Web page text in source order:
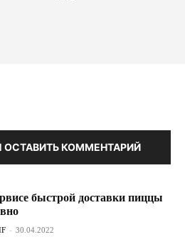
ОСТАВИТЬ КОММЕНТАРИЙ
быстрой доставки пиццы
- 30.04.2022